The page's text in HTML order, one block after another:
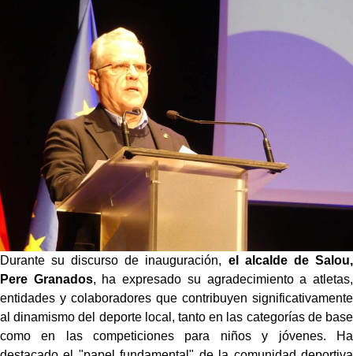
Durante su discurso de inauguración, el alcalde de Salou,
Pere Granados, ha expresado su agradecimiento a atletas,
entidades y colaboradores que contribuyen significativamente
al dinamismo del deporte local, tanto en las categorías de base
como en las competiciones para niños y jóvenes. Ha